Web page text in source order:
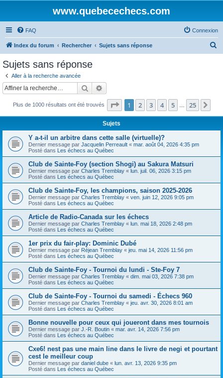
www.quebecechecs.com
FAQ Connexion
Index du forum Rechercher Sujets sans réponse
c
Sujets sans réponse
Aller à la recherche avancée
Rechercher
Plus de 1000 résultats ont été trouvés Page 1sur25
1 2 3 4 5 25
Sujets
Y a-t-il un arbitre dans cette salle (virtuelle)?
Dernier message par Jacquelin Perreault « mar. août 04, 2026 4:35 pm
Posté dans Les échecs au Québec
Club de Sainte-Foy (section Shogi) au Sakura Matsuri
Dernier message par Charles Tremblay « lun. juil. 06, 2026 3:15 pm
Posté dans Les échecs au Québec
Club de Sainte-Foy, les champions, saison 2025-2026
Dernier message par Charles Tremblay « ven. juin 12, 2026 9:05 pm
Posté dans Les échecs au Québec
Article de Radio-Canada sur les échecs
Dernier message par Charles Tremblay « lun. mai 18, 2026 2:48 pm
Posté dans Les échecs au Québec
1er prix du fair-play: Dominic Dubé
Dernier message par Réjean Tremblay « jeu. mai 14, 2026 11:56 pm
Posté dans Les échecs au Québec
Club de Sainte-Foy - Tournoi du lundi - Ste-Foy 7
Dernier message par Charles Tremblay « dim. mai 03, 2026 7:38 pm
Posté dans Les échecs au Québec
Club de Sainte-Foy - Tournoi du samedi - Échecs 960
Dernier message par Charles Tremblay « jeu. avr. 30, 2026 8:01 am
Posté dans Les échecs au Québec
Bonne nouvelle pour ceux qui joueront dans mes tournois
Dernier message par J.-R. Boutin « mar. avr. 14, 2026 7:56 pm
Posté dans Les échecs au Québec
Cxe6! nest pas une main line dans le livre de negi et pourtant
cest le meilleur coup
Dernier message par daniel dube « lun. avr. 13, 2026 9:35 pm
Posté dans Les échecs au Québec